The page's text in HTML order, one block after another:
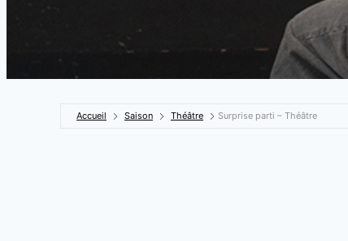
Accueil Saison Théâtre Surprise parti – Théâtre